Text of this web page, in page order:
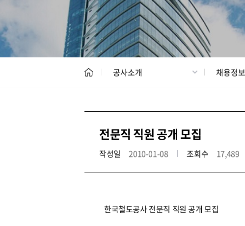
공사소개 채용정보
전문직 직원 공개 모집
작성일 2010-01-08 조회수 17,489
한국철도공사 전문직 직원 공개 모집